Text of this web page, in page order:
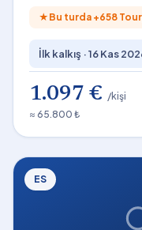
★ Bu turda +658
İlk kalkış ·16 Kas
1.097 € /kişi
≈ 65.800 ₺
ES